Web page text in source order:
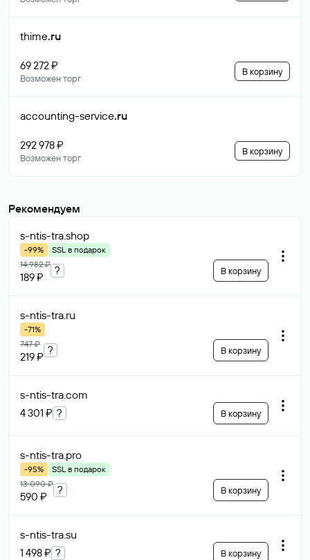
thime.ru
69 272 ₽
Возможен торг
В корзину
accounting-service.ru
292 978 ₽
Возможен торг
В корзину
Рекомендуем
s-ntis-tra.shop
-99%
SSL в подарок
14 982 ₽
189 ₽
? В корзину
s-ntis-tra.ru
-71%
747 ₽
219 ₽
? В корзину
s-ntis-tra.com
4 301 ₽ ? В корзину
s-ntis-tra.pro
-95%
SSL в подарок
13 090 ₽
590 ₽
? В корзину
s-ntis-tra.su
1 498 ₽ ? В корзину